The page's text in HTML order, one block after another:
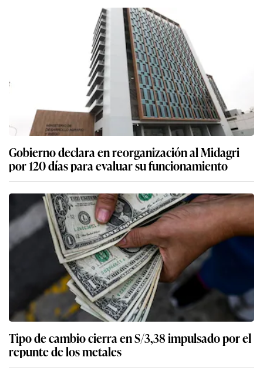
Gobierno declara en reorganización al Midagri
por 120 días para evaluar su funcionamiento
Tipo de cambio cierra en S/3,38 impulsado por el
repunte de los metales